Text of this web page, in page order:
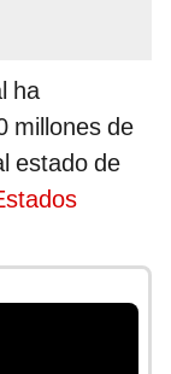
ha
millones de
estado de